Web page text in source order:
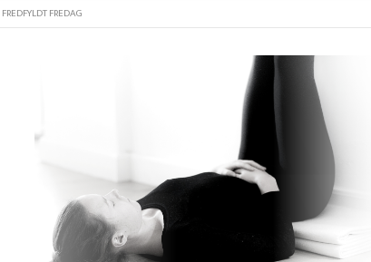
FREDFYLDT FREDAG